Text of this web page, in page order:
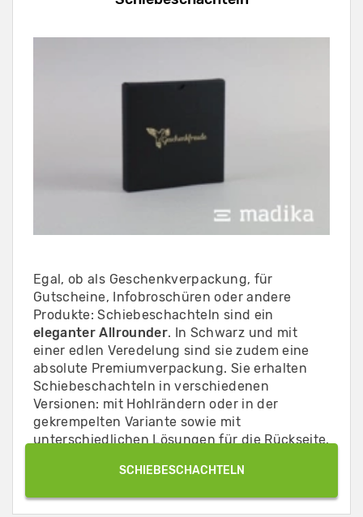
Egal, ob als Geschenkverpackung, für
Gutscheine, Infobroschüren oder andere
Produkte: Schiebeschachteln sind ein
eleganter Allrounder. In Schwarz und mit
einer edlen Veredelung sind sie zudem eine
absolute Premiumverpackung. Sie erhalten
Schiebeschachteln in verschiedenen
Versionen: mit Hohlrändern oder in der
gekrempelten Variante sowie mit
unterschiedlichen Lösungen für die Rückseite.
SCHIEBESCHACHTELN